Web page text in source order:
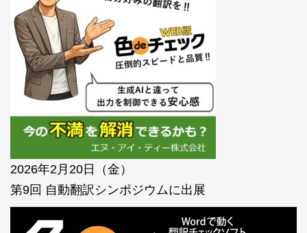
2026年2月20日（金）
第9回 自動翻訳シンポジウムに出展